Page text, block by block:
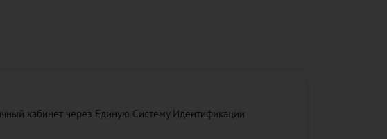
кабинет через Единую Систему Идентификации